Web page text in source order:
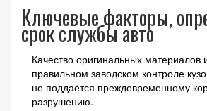
Ключевые факторы,
срок службы авто
Качество оригинальных материалов
правильном заводском контроле
не поддаётся преждевременному
разрушению.